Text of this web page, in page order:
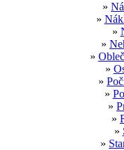
»
»
»
»
»
»
»
»
»
»
»
»